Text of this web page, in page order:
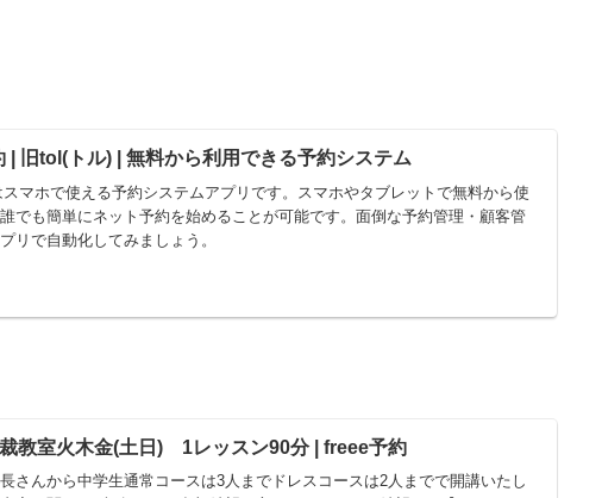
| 旧tol(トル) | 無料から利用できる予約システム
マホで使える予約システムアプリです。スマホやタブレットで無料から使
でも簡単にネット予約を始めることが可能です。面倒な予約管理・顧客管
リで自動化してみましょう。
教室火木金(土日) 1レッスン90分 | freee予約
長さんから中学生通常コースは3人までドレスコースは2人までで開講いたし